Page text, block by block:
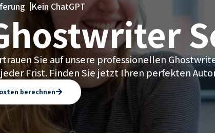
Kein ChatGPT
Sie auf unsere professionellen
Frist. Finden Sie jetzt Ihren perfekten
berechnen